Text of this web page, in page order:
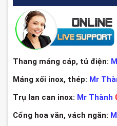
Thang máng cáp, tủ điện:
Máng xối inox, thép: Mr
Trụ lan can inox: Mr Thành
Cổng hoa văn, vách ngăn: